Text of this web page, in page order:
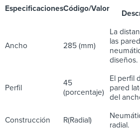
EspecificacionesCódigo/Valor
Ancho 285 (mm)
La
las
diseños.
Perfil
45
(porcentaje)
El perfil
pared
del
Construcción R(Radial)
radial.